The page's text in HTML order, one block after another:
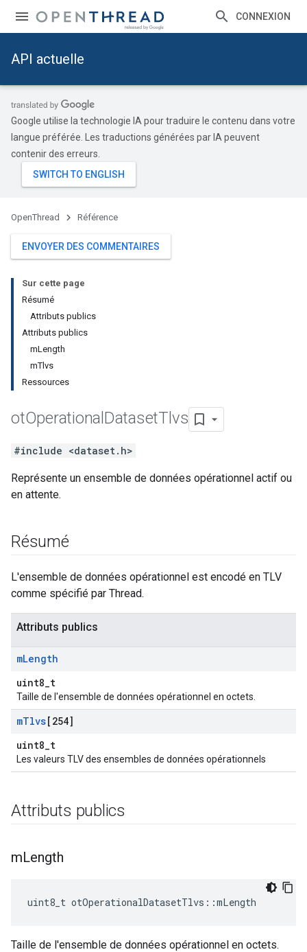
CONNEXION
API actuelle
Google utilise la technologie IA pour traduire le contenu dans votre
langue préférée. Les traductions générées par IA peuvent
contenir des erreurs.
OpenThread Référence
ENVOYER DES COMMENTAIRES
Sur cette page
Résumé
Attributs publics
Attributs publics
mLength
mTlvs
Ressources
otOperational DatasetTlvs
#include <dataset.h>
Représente un ensemble de données opérationnel actif ou
en attente.
Résumé
L'ensemble de données opérationnel est encodé en TLV
comme spécifié par Thread.
Attributs publics
mLength
uint8_t
Taille de l'ensemble de données opérationnel en octets.
mTlvs[254]
uint8_t
Les valeurs TLV des ensembles de données opérationnels
Attributs publics
mLength
uint8_t otOperationalDatasetTlvs ::mLength
Taille de l'ensemble de données opérationnel en octets.